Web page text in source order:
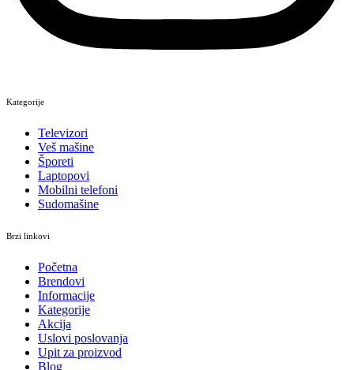
Kategorije
Televizori
Veš mašine
Šporeti
Laptopovi
Mobilni telefoni
Sudomašine
Brzi linkovi
Početna
Brendovi
Informacije
Kategorije
Akcija
Uslovi poslovanja
Upit za proizvod
Blog